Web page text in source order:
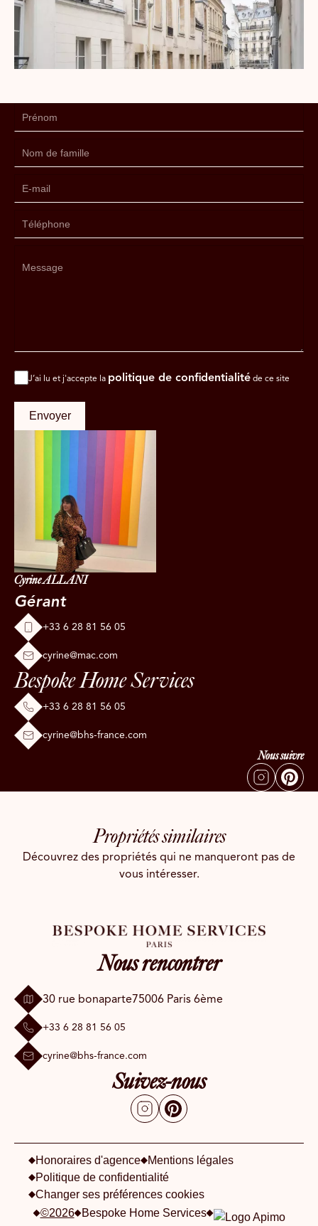
J’ai lu et j'accepte la politique de confidentialité de ce site
Envoyer
Cyrine ALLANI
Gérant
+33 6 28 81 56 05
cyrine@mac.com
Bespoke Home Services
+33 6 28 81 56 05
cyrine@bhs-france.com
Nous suivre
Propriétés similaires
Découvrez des propriétés qui ne manqueront pas de
vous intéresser.
Nous rencontrer
30 rue bonaparte75006 Paris 6ème
+33 6 28 81 56 05
cyrine@bhs-france.com
Suivez-nous
©2026 Bespoke Home Services
Honoraires d'agence
Mentions légales
Politique de confidentialité
Changer ses préférences cookies